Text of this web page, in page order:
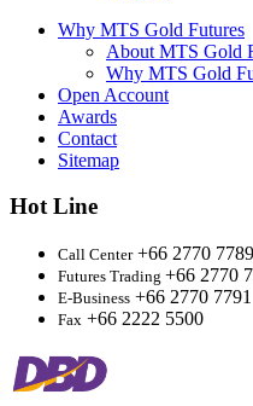
Why MTS Gold Futures
About MTS Gold
Why MTS Gold
Open Account
Awards
Contact
Sitemap
Hot Line
Call Center+66 2770 7789
Futures Trading +66 2770
E-Business +66 2770 7791
Fax +66 2222 5500